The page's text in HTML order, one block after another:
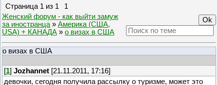
Страница 1 из 1
1
Женский форум - как выйти замуж
за иностранца » Америка (США,
USA) + КАНАДА » о визах в США
о визах в США
[1] Jozhannet [21.11.2011, 17:16]
девочки, сегодня получила рассылку о туризме, может это